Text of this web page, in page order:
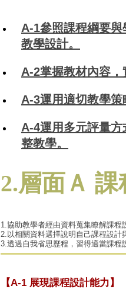
1102-
曹
A-1參照課程綱要
教學設計。
A-2掌握教材內容
A-3運用適切教學
A-4運用多元評量
整教學。
2.層面Ａ
1.協助教學者經由資料蒐集瞭解課程
2.以相關資料選擇說明自己課程設計
3.透過自我省思歷程，習得適當課
【A-1 展現課程設計能力】